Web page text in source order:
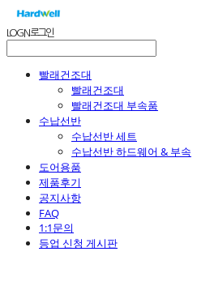
LOG IN로그인
빨래건조대
빨래건조대
빨래건조대 부속품
수납선반
수납선반 세트
수납선반 하드웨어 & 부속
도어용품
제품후기
공지사항
FAQ
1:1문의
등업 신청 게시판